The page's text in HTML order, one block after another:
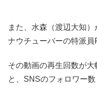
また、水森（渡辺大知
ナウチューバーの特派員
その動画の再生回数が
と、SNSのフォロワー数